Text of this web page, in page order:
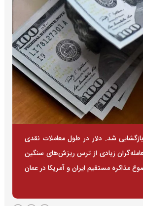
قابل توجهی در کریدور ۹۰ هزار تومانی بازگشایی شد. دلار در طول معاملات نقدی
داشت و ۹۹ هزار تومانی شد. معامله‌گران زیادی از ترس ریزش‌های سنگین
مذاکره مستقیم ایران و آمریکا در عمان